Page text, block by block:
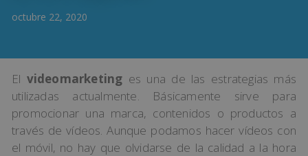
octubre 22, 2020
El videomarketing es una de las estrategias más
utilizadas actualmente. Básicamente sirve para
promocionar una marca, contenidos o productos a
través de vídeos. Aunque podamos hacer vídeos con
el móvil, no hay que olvidarse de la calidad a la hora